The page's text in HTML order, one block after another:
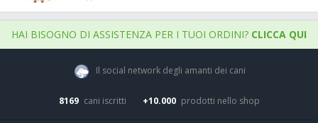
HAI BISOGNO DI ASSISTENZA PER I TUOI ORDINI? CLICCA QUI
Il social network degli amanti dei cani
8169 cani iscritti +10.000 prodotti nello shop